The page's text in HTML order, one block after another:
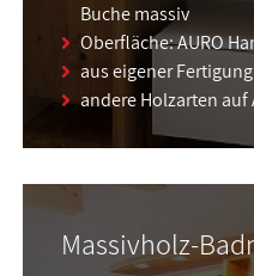
Buche massiv
Oberfläche: AURO
aus eigener Fertigung
andere Holzarten auf
Massivholz-